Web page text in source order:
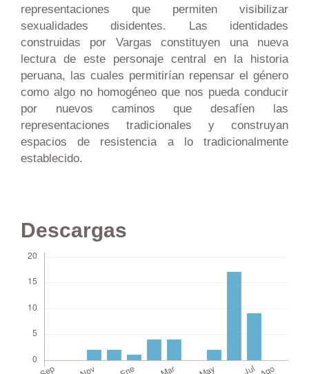
representaciones que permiten visibilizar
sexualidades disidentes. Las identidades
construidas por Vargas constituyen una nueva
lectura de este personaje central en la historia
peruana, las cuales permitirían repensar el género
como algo no homogéneo que nos pueda conducir
por nuevos caminos que desafíen las
representaciones tradicionales y construyan
espacios de resistencia a lo tradicionalmente
establecido.
Descargas